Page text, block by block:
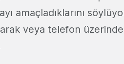
amaçladıklarını
veya telefon